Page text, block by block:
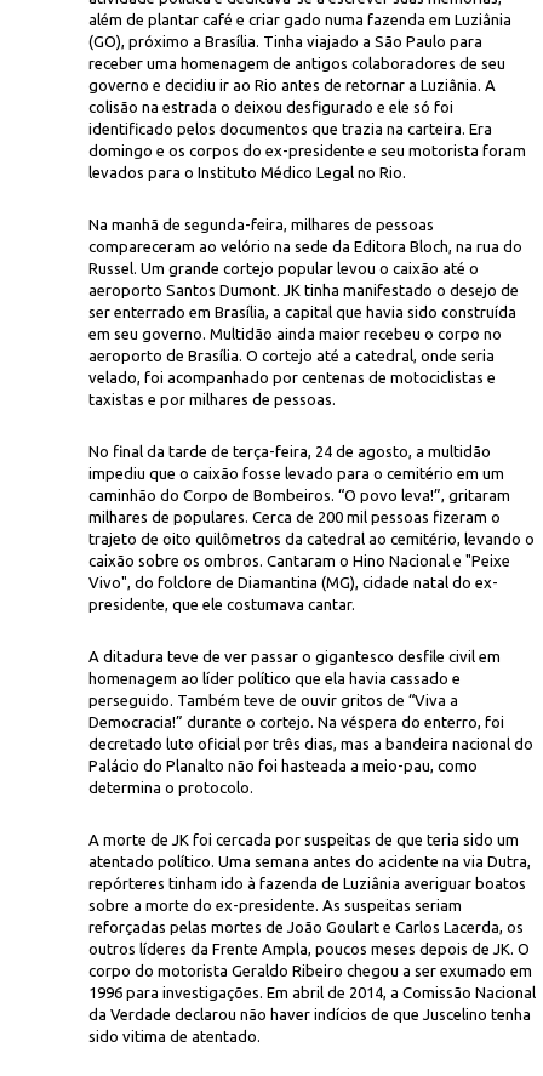
além de plantar café e criar gado numa fazenda em Luziânia
(GO), próximo a Brasília. Tinha viajado a São Paulo para
receber uma homenagem de antigos colaboradores de seu
governo e decidiu ir ao Rio antes de retornar a Luziânia. A
colisão na estrada o deixou desfigurado e ele só foi
identificado pelos documentos que trazia na carteira. Era
domingo e os corpos do ex-presidente e seu motorista foram
levados para o Instituto Médico Legal no Rio.
Na manhã de segunda-feira, milhares de pessoas
compareceram ao velório na sede da Editora Bloch, na rua do
Russel. Um grande cortejo popular levou o caixão até o
aeroporto Santos Dumont. JK tinha manifestado o desejo de
ser enterrado em Brasília, a capital que havia sido construída
em seu governo. Multidão ainda maior recebeu o corpo no
aeroporto de Brasília. O cortejo até a catedral, onde seria
velado, foi acompanhado por centenas de motociclistas e
taxistas e por milhares de pessoas.
No final da tarde de terça-feira, 24 de agosto, a multidão
impediu que o caixão fosse levado para o cemitério em um
caminhão do Corpo de Bombeiros. “O povo leva!”, gritaram
milhares de populares. Cerca de 200 mil pessoas fizeram o
trajeto de oito quilômetros da catedral ao cemitério, levando o
caixão sobre os ombros. Cantaram o Hino Nacional e "Peixe
Vivo", do folclore de Diamantina (MG), cidade natal do ex-
presidente, que ele costumava cantar.
A ditadura teve de ver passar o gigantesco desfile civil em
homenagem ao líder político que ela havia cassado e
perseguido. Também teve de ouvir gritos de “Viva a
Democracia!” durante o cortejo. Na véspera do enterro, foi
decretado luto oficial por três dias, mas a bandeira nacional do
Palácio do Planalto não foi hasteada a meio-pau, como
determina o protocolo.
A morte de JK foi cercada por suspeitas de que teria sido um
atentado político. Uma semana antes do acidente na via Dutra,
repórteres tinham ido à fazenda de Luziânia averiguar boatos
sobre a morte do ex-presidente. As suspeitas seriam
reforçadas pelas mortes de João Goulart e Carlos Lacerda, os
outros líderes da Frente Ampla, poucos meses depois de JK. O
corpo do motorista Geraldo Ribeiro chegou a ser exumado em
1996 para investigações. Em abril de 2014, a Comissão Nacional
da Verdade declarou não haver indícios de que Juscelino tenha
sido vitima de atentado.